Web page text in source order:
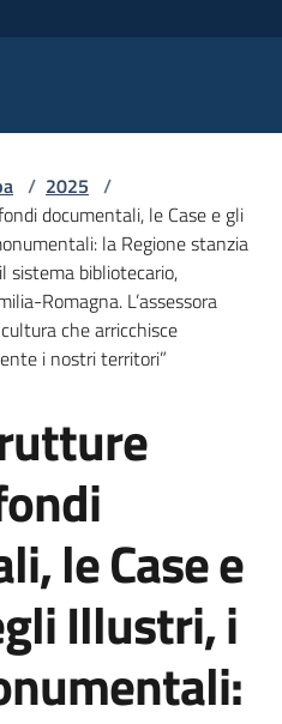
/ 2025 /
documentali, le Case e gli
la Regione stanzia
sistema bibliotecario,
Romagna. L’assessora
che arricchisce
i nostri territori”
le Case e
Illustri, i